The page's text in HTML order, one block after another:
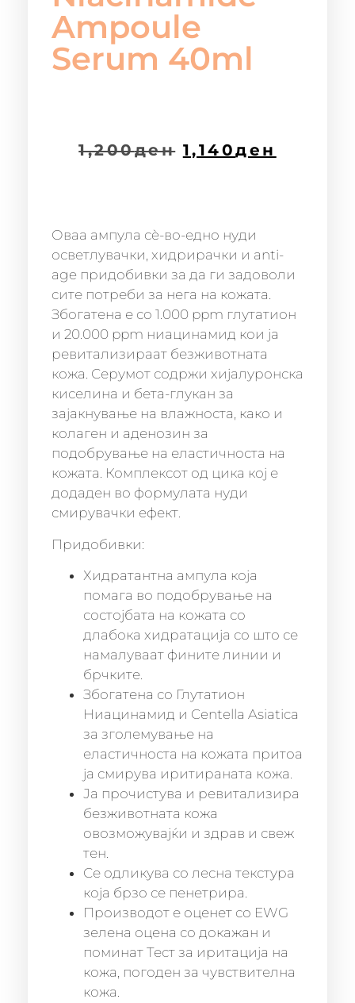
Ampoule
Serum 40ml
1,200ден 1,140ден
Оваа ампула сè-во-едно нуди
осветлувачки, хидрирачки и anti-
age придобивки за да ги задоволи
сите потреби за нега на кожата.
Збогатена е со 1.000 ppm глутатион
и 20.000 ppm ниацинамид кои ја
ревитализираат безживотната
кожа. Серумот содржи хијалуронска
киселина и бета-глукан за
зајакнување на влажноста, како и
колаген и аденозин за
подобрување на еластичноста на
кожата. Комплексот од цика кој е
додаден во формулата нуди
смирувачки ефект.
Придобивки:
Хидратантна ампула која
помага во подобрување на
состојбата на кожата со
длабока хидратација со што се
намалуваат фините линии и
брчките.
Збогатена со Глутатион
Ниацинамид и Centella Asiatica
за зголемување на
еластичноста на кожата притоа
ја смирува иритираната кожа.
Ја прочистува и ревитализира
безживотната кожа
овозможувајќи и здрав и свеж
тен.
Се одликува со лесна текстура
која брзо се пенетрира.
Производот е оценет со EWG
зелена оцена со докажан и
поминат Тест за иритација на
кожа, погоден за чувствителна
кожа.